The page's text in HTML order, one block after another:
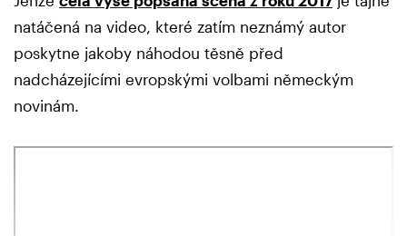
natáčená na video, které zatím neznámý autor
poskytne jakoby náhodou těsně před
nadcházejícími evropskými volbami německým
novinám.